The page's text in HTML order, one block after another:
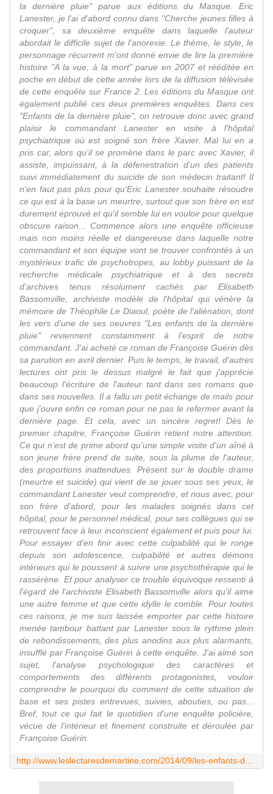
la dernière pluie" parue aux éditions du Masque. Eric
Lanester, je l'ai d'abord connu dans "Cherche jeunes filles à
croquer", sa deuxième enquête dans laquelle l'auteur
abordait le difficile sujet de l'anorexie. Le thème, le style, le
personnage récurrent m'ont donné envie de lire la première
histoire "A la vue, à la mort" parue en 2007 et rééditée en
poche en début de cette année lors de la diffusion télévisée
de cette enquête sur France 2. Les éditions du Masque ont
également publié ces deux premières enquêtes. Dans ces
"Enfants de la dernière pluie", on retrouve donc avec grand
plaisir le commandant Lanester en visite à l'hôpital
psychiatrique où est soigné son frère Xavier. Mal lui en a
pris car, alors qu'il se promène dans le parc avec Xavier, il
assiste, impuissant, à la défenestration d'un des patients
suivi immédiatement du suicide de son médecin traitant! Il
n'en faut pas plus pour qu'Eric Lanester souhaite résoudre
ce qui est à la base un meurtre, surtout que son frère en est
durement éprouvé et qu'il semble lui en vouloir pour quelque
obscure raison... Commence alors une enquête officieuse
mais non moins réelle et dangereuse dans laquelle notre
commandant et son équipe vont se trouver confrontés à un
mystérieux trafic de psychotropes, au lobby puissant de la
recherche médicale psychiatrique et à des secrets
d'archives tenus résolument cachés par Elisabeth
Bassomville, archiviste modèle de l'hôpital qui vénère la
mémoire de Théophile Le Diaoul, poète de l'aliénation, dont
les vers d'une de ses oeuvres "Les enfants de la dernière
pluie" reviennent constamment à l'esprit de notre
commandant. J'ai acheté ce roman de Françoise Guérin dès
sa parution en avril dernier. Puis le temps, le travail, d'autres
lectures ont pris le dessus malgré le fait que j'apprécie
beaucoup l'écriture de l'auteur tant dans ses romans que
dans ses nouvelles. Il a fallu un petit échange de mails pour
que j'ouvre enfin ce roman pour ne pas le refermer avant la
dernière page. Et cela, avec un sincère regret! Dès le
premier chapitre, Françoise Guérin retient notre attention.
Ce qui n'est de prime abord qu'une simple visite d'un aîné à
son jeune frère prend de suite, sous la plume de l'auteur,
des proportions inattendues. Présent sur le double drame
(meurtre et suicide) qui vient de se jouer sous ses yeux, le
commandant Lanester veut comprendre, et nous avec, pour
son frère d'abord, pour les malades soignés dans cet
hôpital, pour le personnel médical, pour ses collègues qui se
retrouvent face à leur inconscient également et puis pour lui.
Pour essayer d'en finir avec cette culpabilité qui le ronge
depuis son adolescence, culpabilité et autres démons
intérieurs qui le poussent à suivre une psychothérapie qui le
rassérène. Et pour analyser ce trouble équivoque ressenti à
l'égard de l'archiviste Elisabeth Bassomville alors qu'il aime
une autre femme et que cette idylle le comble. Pour toutes
ces raisons, je me suis laissée emporter par cette histoire
menée tambour battant par Lanester sous le rythme plein
de rebondissements, des plus anodins aux plus alarmants,
insufflé par Françoise Guérin à cette enquête. J'ai aimé son
sujet, l'analyse psychologique des caractères et
comportements des différents protagonistes, vouloir
comprendre le pourquoi du comment de cette situation de
base et ses pistes entrevues, suivies, abouties, ou pas...
Bref, tout ce qui fait le quotidien d'une enquête policière,
vécue de l'intérieur et finement construite et déroulée par
Françoise Guérin.